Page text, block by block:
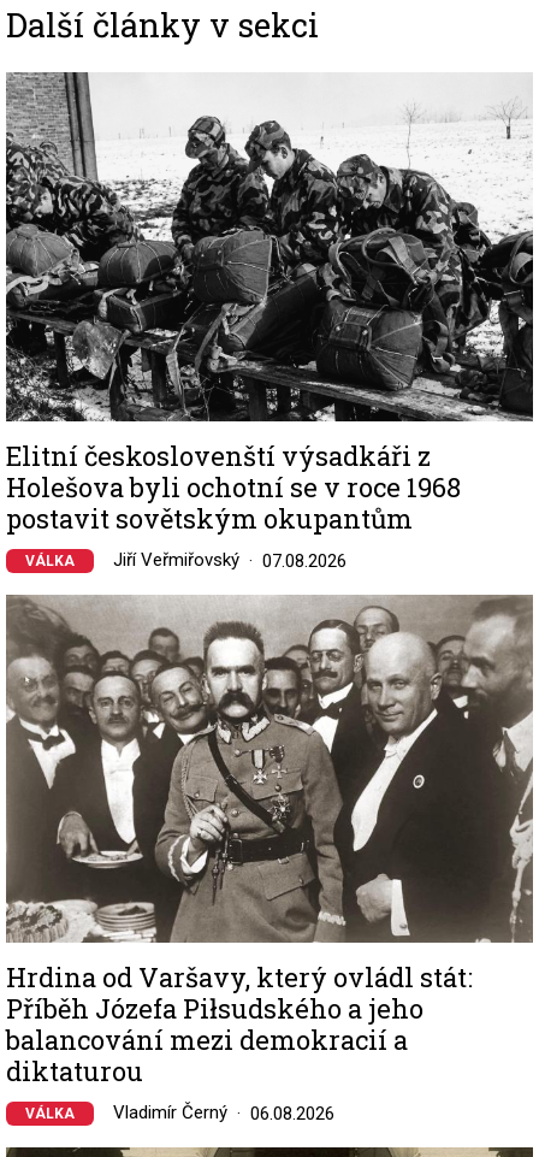
Další články v sekci
Image
Elitní českoslovenští výsadkáři z
Holešova byli ochotní se v roce 1968
postavit sovětským okupantům
VÁLKA Jiří Veřmiřovský 07.08.2026
Image
Hrdina od Varšavy, který ovládl stát:
Příběh Józefa Piłsudského a jeho
balancování mezi demokracií a
diktaturou
VÁLKA Vladimír Černý 06.08.2026